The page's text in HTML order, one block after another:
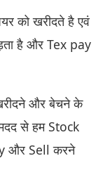
को खरीदते है एवं
है और Tex pay
और बेचने के
से हम Stock
और Sell करने